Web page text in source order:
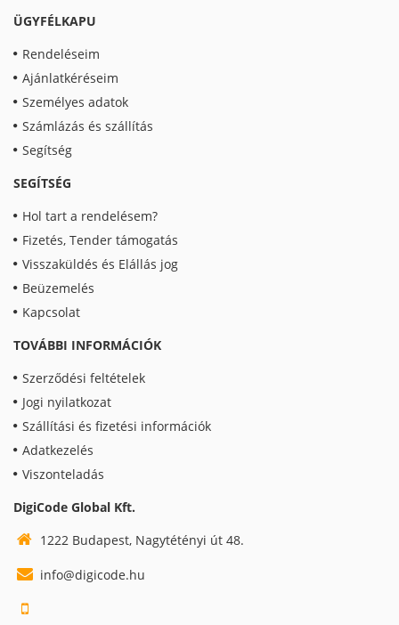
ÜGYFÉLKAPU
Rendeléseim
Ajánlatkéréseim
Személyes adatok
Számlázás és szállítás
Segítség
SEGÍTSÉG
Hol tart a rendelésem?
Fizetés, Tender támogatás
Visszaküldés és Elállás jog
Beüzemelés
Kapcsolat
TOVÁBBI INFORMÁCIÓK
Szerződési feltételek
Jogi nyilatkozat
Szállítási és fizetési információk
Adatkezelés
Viszonteladás
DigiCode Global Kft.
1222 Budapest, Nagytétényi út 48.
info@digicode.hu